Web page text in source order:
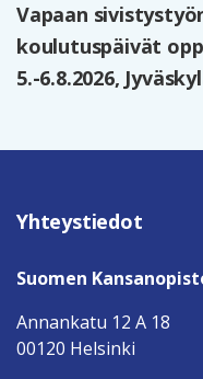
Vapaan
koulutuspäivät
5.-6.8.2026,
Yhteystiedot
Suomen
Annankatu 12 A 18
00120 Helsinki